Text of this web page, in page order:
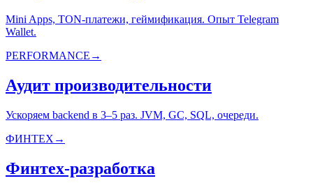
Mini Apps, TON-платежи, геймификация. Опыт Telegram
Wallet.
PERFORMANCE →
Аудит производительности
Ускоряем backend в 3–5 раз. JVM, GC, SQL, очереди.
ФИНТЕХ →
Финтех-разработка